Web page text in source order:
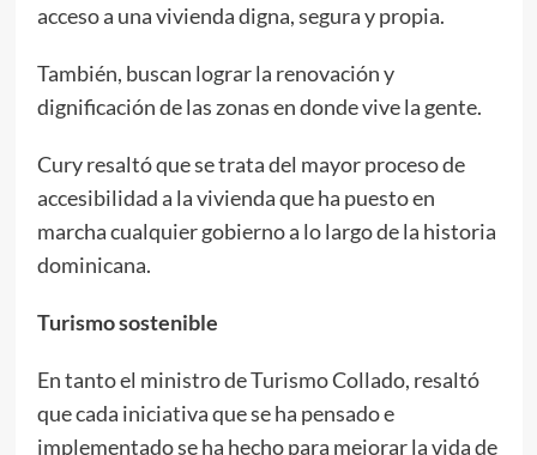
acceso a una vivienda digna, segura y propia.
También, buscan lograr la renovación y
dignificación de las zonas en donde vive la gente.
Cury resaltó que se trata del mayor proceso de
accesibilidad a la vivienda que ha puesto en
marcha cualquier gobierno a lo largo de la historia
dominicana.
Turismo sostenible
En tanto el ministro de Turismo Collado, resaltó
que cada iniciativa que se ha pensado e
implementado se ha hecho para mejorar la vida de